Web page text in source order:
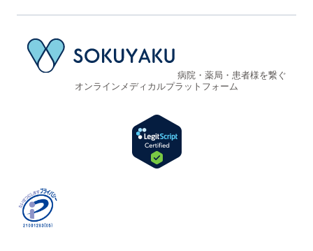
病院・薬局・患者様を繋ぐ
オンラインメディカルプラットフォーム